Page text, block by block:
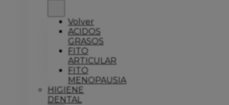
Volver
ACIDOS
GRASOS
FITO
ARTICULAR
FITO
MENOPAUSIA
HIGIENE
DENTAL